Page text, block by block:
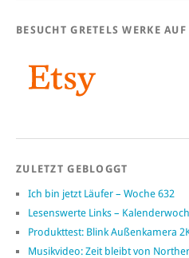
BESUCHT GRETELS WERKE AUF
ZULETZT GEBLOGGT
Ich bin jetzt Läufer – Woche 632
Lesenswerte Links –
Produkttest: Blink Außenkamera
Musikvideo: Zeit bleibt von